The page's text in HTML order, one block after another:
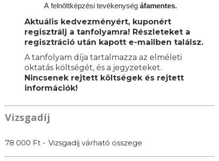
A felnőttképzési tevékenység áfamentes.
Aktuális kedvezményért, kuponért
regisztrálj a tanfolyamra! Részleteket a
regisztráció után kapott e-mailben találsz.
A tanfolyam díja tartalmazza az elméleti
oktatás költségét, és a jegyzeteket.
Nincsenek rejtett költségek és rejtett
információk!
Vizsgadíj
78 000 Ft - Vizsgadíj várható összege